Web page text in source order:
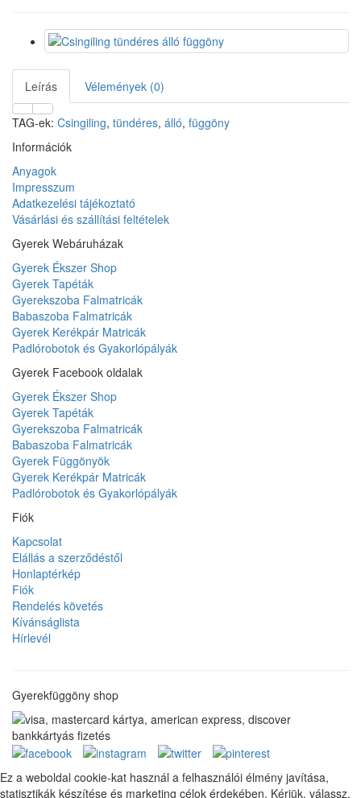
Leírás Vélemények (0)
TAG-ek: Csingiling, tündéres, álló, függöny
Információk
Anyagok
Impresszum
Adatkezelési tájékoztató
Vásárlási és szállítási feltételek
Gyerek Webáruházak
Gyerek Ékszer Shop
Gyerek Tapéták
Gyerekszoba Falmatricák
Babaszoba Falmatricák
Gyerek Kerékpár Matricák
Padlórobotok és Gyakorlópályák
Gyerek Facebook oldalak
Gyerek Ékszer Shop
Gyerek Tapéták
Gyerekszoba Falmatricák
Babaszoba Falmatricák
Gyerek Függönyök
Gyerek Kerékpár Matricák
Padlórobotok és Gyakorlópályák
Fiók
Kapcsolat
Elállás a szerződéstől
Honlaptérkép
Fiók
Rendelés követés
Kívánságlista
Hírlevél
Gyerekfüggöny shop
Ez a weboldal cookie-kat használ a felhasználói élmény javítása,
statisztikák készítése és marketing célok érdekében. Kérjük, válassz,